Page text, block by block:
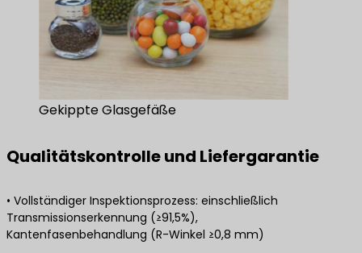
Gekippte Glasgefäße
Qualitätskontrolle und Liefergarantie
• Vollständiger Inspektionsprozess: einschließlich
Transmissionserkennung (≥91,5%),
Kantenfasenbehandlung (R-Winkel ≥0,8 mm)